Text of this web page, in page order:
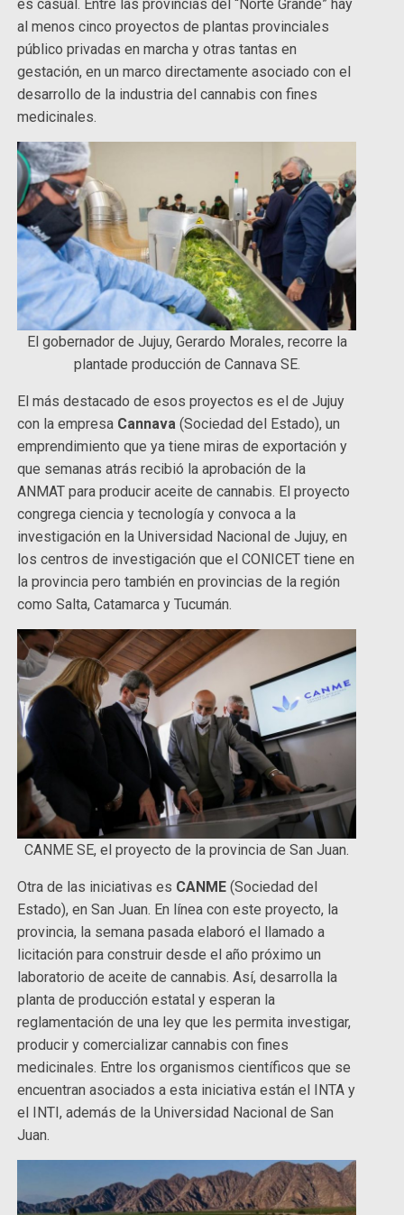
es casual. Entre las provincias del “Norte Grande” hay
al menos cinco proyectos de plantas provinciales
público privadas en marcha y otras tantas en
gestación, en un marco directamente asociado con el
desarrollo de la industria del cannabis con fines
medicinales.
El gobernador de Jujuy, Gerardo Morales, recorre la
plantade producción de Cannava SE.
El más destacado de esos proyectos es el de Jujuy
con la empresa Cannava (Sociedad del Estado), un
emprendimiento que ya tiene miras de exportación y
que semanas atrás recibió la aprobación de la
ANMAT para producir aceite de cannabis. El proyecto
congrega ciencia y tecnología y convoca a la
investigación en la Universidad Nacional de Jujuy, en
los centros de investigación que el CONICET tiene en
la provincia pero también en provincias de la región
como Salta, Catamarca y Tucumán.
CANME SE, el proyecto de la provincia de San Juan.
Otra de las iniciativas es CANME (Sociedad del
Estado), en San Juan. En línea con este proyecto, la
provincia, la semana pasada elaboró el llamado a
licitación para construir desde el año próximo un
laboratorio de aceite de cannabis. Así, desarrolla la
planta de producción estatal y esperan la
reglamentación de una ley que les permita investigar,
producir y comercializar cannabis con fines
medicinales. Entre los organismos científicos que se
encuentran asociados a esta iniciativa están el INTA y
el INTI, además de la Universidad Nacional de San
Juan.